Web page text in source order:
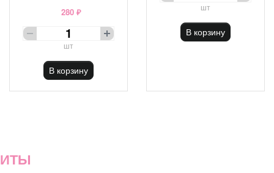
280 ₽
шт
В корзину
шт
В корзину